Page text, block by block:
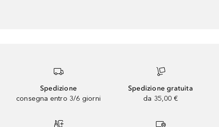
Spedizione
consegna entro 3/6 giorni
Spedizione gratuita
da 35,00 €